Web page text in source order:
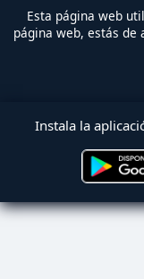
Esta página web
página web, estás
Instala la